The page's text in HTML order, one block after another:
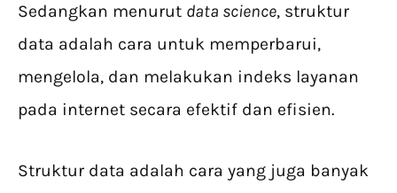
Sedangkan menurut data science, struktur
data adalah cara untuk memperbarui,
mengelola, dan melakukan indeks layanan
pada internet secara efektif dan efisien.
Struktur data adalah cara yang juga banyak